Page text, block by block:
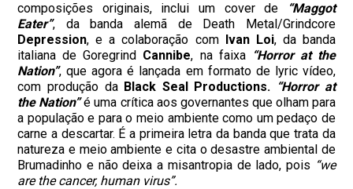
composições originais, inclui um cover de
“Maggot
Eater”, da banda alemã de Death Metal/Grindcore
Depression, e a colaboração com Ivan Loi, da banda
italiana de Goregrind Cannibe, na faixa “Horror at the
Nation”, que agora é lançada em formato de lyric vídeo,
com produção da Black Seal Productions.
“Horror at
the Nation”é uma crítica aos governantes que olham para
a população e para o meio ambiente como um pedaço de
carne a descartar. É a primeira letra da banda que trata da
natureza e meio ambiente e cita o desastre ambiental de
Brumadinho e não deixa a misantropia de lado, pois “we
are the cancer, human virus”.